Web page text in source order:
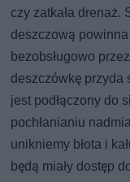
czy zatkała drenaż.
deszczową
bezobsługowo
deszczówkę przyda
jest podłączony do
pochłanianiu
unikniemy błota i
będą miały dostęp